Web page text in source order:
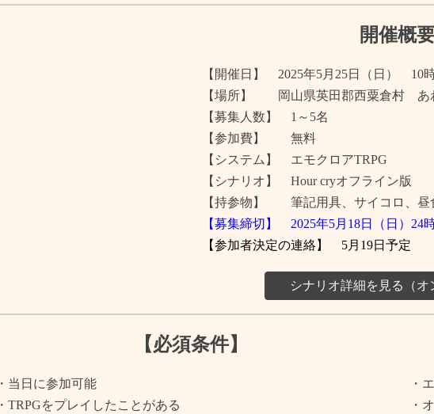
開催概
【開催日】 2025年5月25日（日） 10
【場所】 岡山県英田郡西粟倉村 あ
【募集人数】 1～5名
【参加費】 無料
【システム】 エモクロアTRPG
【シナリオ】Hour cryオフライン版
【持参物】 筆記用具、サイコロ、昼
【募集締切】 2025年5月18日（日）24
【参加者決定の連絡】 5月19日予定
シナリオ詳細を見る（オ
【必須条件】
・当日に参加可能
・TRPGをプレイしたことがある
・
・